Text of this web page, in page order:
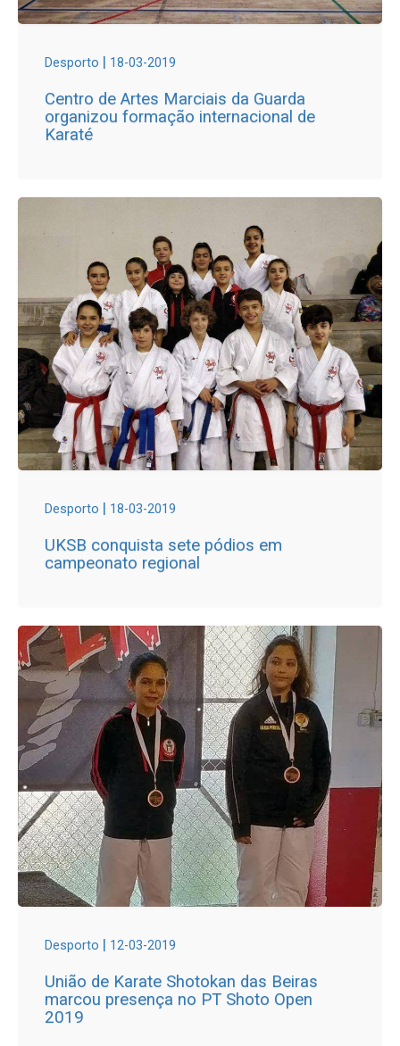
Desporto | 18-03-2019
Centro de Artes Marciais da Guarda
organizou formação internacional de
Karaté
Desporto | 18-03-2019
UKSB conquista sete pódios em
campeonato regional
Desporto | 12-03-2019
União de Karate Shotokan das Beiras
marcou presença no PT Shoto Open
2019